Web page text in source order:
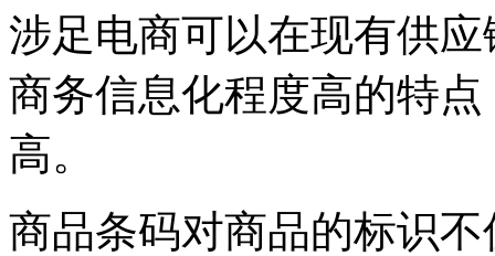
涉足电商可以在现有供
商务信息化程度高的特
高。
商品条码对商品的标识